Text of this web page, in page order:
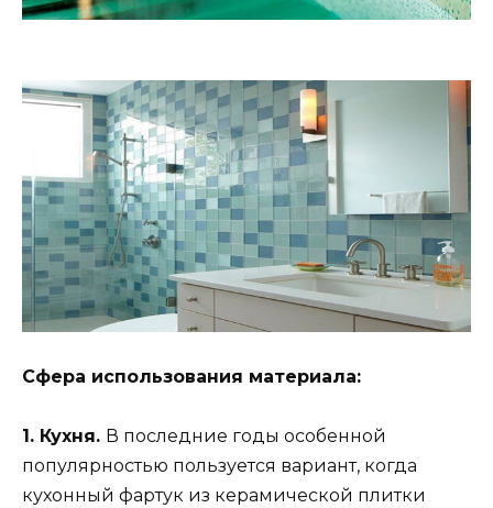
Сфера использования материала:
1. Кухня. В последние годы особенной
популярностью пользуется вариант, когда
кухонный фартук из керамической плитки